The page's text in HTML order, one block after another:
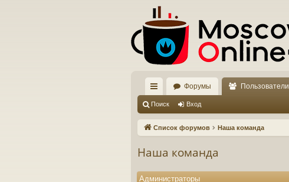
с
ы
и
Форумы Пользователи
Поиск Вход
Список форумов Наша команда
Наша команда
Администраторы